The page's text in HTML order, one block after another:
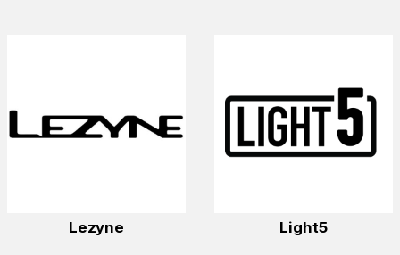
Lezyne Light5